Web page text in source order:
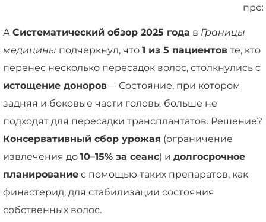
А Систематический обзор 2025 года в Границы
медицины подчеркнул, что 1 из 5 пациентов те, кто
перенес несколько пересадок волос, столкнулись с
истощение доноров— Состояние, при котором
задняя и боковые части головы больше не
подходят для пересадки трансплантатов. Решение?
Консервативный сбор урожая (ограничение
извлечения до 10–15% за сеанс) и долгосрочное
планирование с помощью таких препаратов, как
финастерид, для стабилизации состояния
собственных волос.